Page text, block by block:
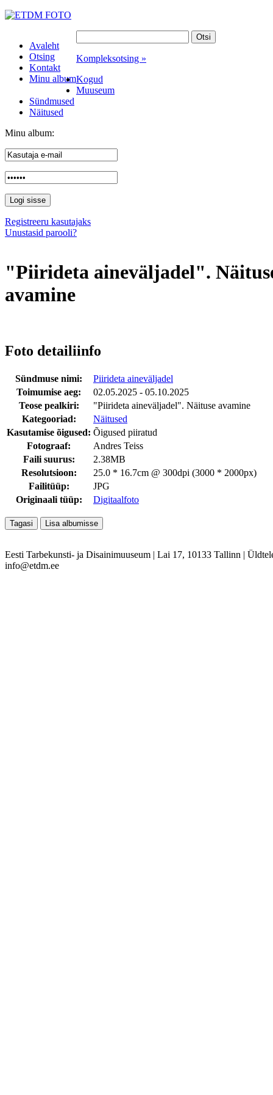
Avaleht
Otsing
Kontakt
Minu album
Kompleksotsing »
Kogud
Muuseum
Sündmused
Näitused
Minu album:
Registreeru kasutajaks
Unustasid parooli?
"Piirideta aineväljadel".
avamine
Foto detailiinfo
Sündmuse nimi:
Piirideta aineväljadel
Toimumise aeg:
02.05.2025 - 05.10.2025
Teose pealkiri:
"Piirideta aineväljadel". Näituse avamine
Kategooriad:
Näitused
Kasutamise õigused: Õigused piiratud
Fotograaf:
Andres Teiss
Faili suurus:
2.38MB
Resolutsioon:
25.0 * 16.7cm @ 300dpi (3000 * 2000px)
Failitüüp:
JPG
Originaali tüüp:
Digitaalfoto
Eesti Tarbekunsti- ja Disainimuuseum | Lai 17, 10133 Tallinn |
info@etdm.ee